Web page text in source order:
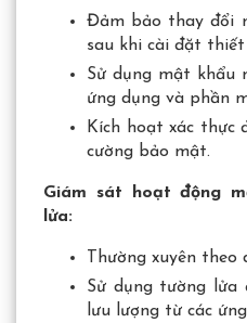
Đảm bảo thay đổi
sau khi cài đặt
Sử dụng mật khẩu
ứng dụng và phần
Kích hoạt xác thực
cường bảo mật.
Giám sát hoạt động
lửa:
Thường xuyên theo
Sử dụng tường lửa
lưu lượng từ các